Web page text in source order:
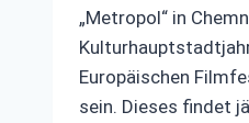
„Metropol“ in
Europäischen
sein. Dieses findet